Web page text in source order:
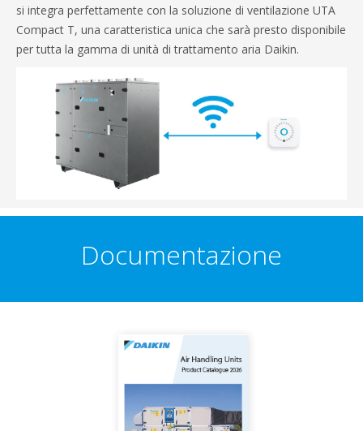
si integra perfettamente con la soluzione di ventilazione UTA
Compact T, una caratteristica unica che sarà presto disponibile
per tutta la gamma di unità di trattamento aria Daikin.
Documentazione